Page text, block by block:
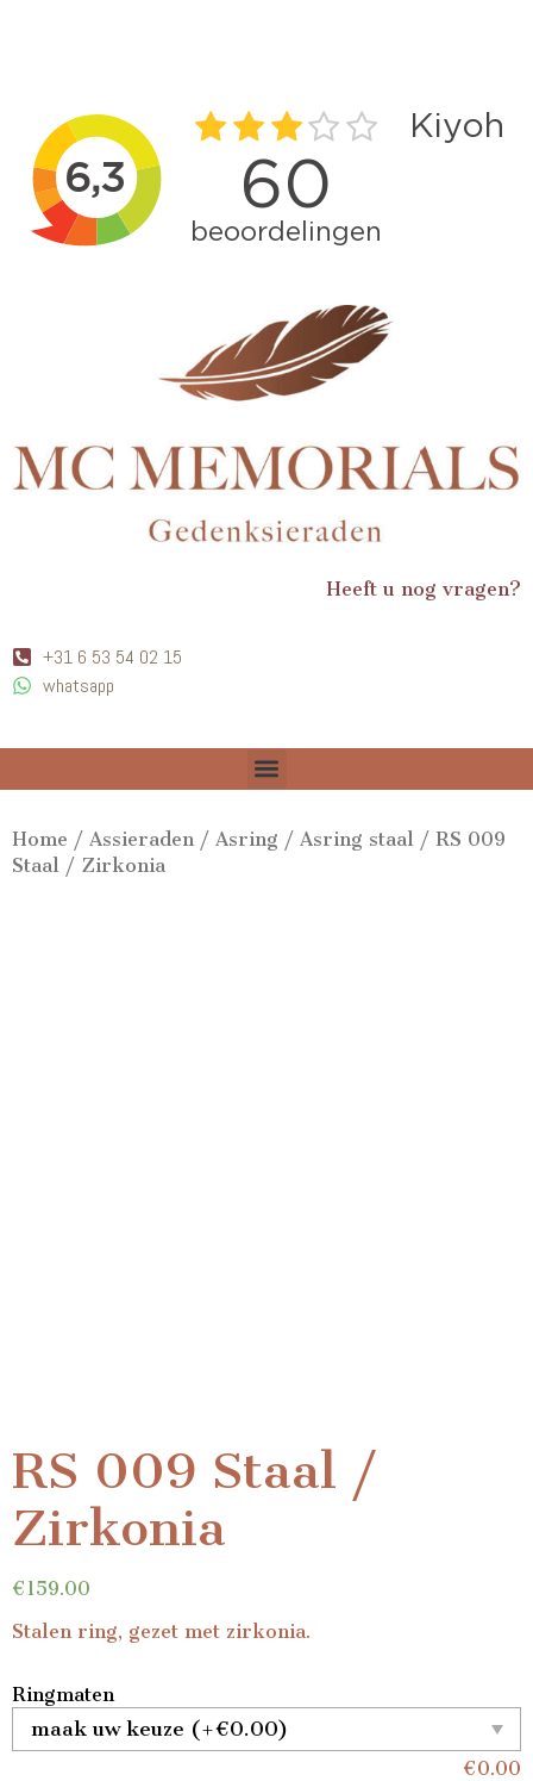
Heeft u nog vragen?
+31 6 53 54 02 15
whatsapp
Home / Assieraden / Asring / Asring staal / RS 009
Staal / Zirkonia
RS 009 Staal /
Zirkonia
€159.00
Stalen ring, gezet met zirkonia.
Ringmaten
€0.00